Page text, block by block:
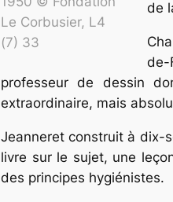
Le Corbusier, L4
(7) 33
de
de-
professeur de dessin
extraordinaire, mais
Jeanneret construit à dix-
livre sur le sujet, une
des principes hygiénistes.